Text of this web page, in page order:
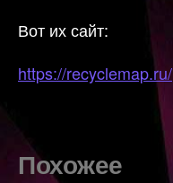
Вот их сайт:
https://recyclemap.ru/
Похожее